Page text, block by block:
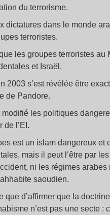
du terrorisme.
dictatures dans le monde
terroristes.
les groupes terroristes
et Israël.
2003 s’est révélée être
de Pandore.
modifié les politiques
de l’EI.
est un islam dangereux
mais il peut l’être par
ni les régimes
saoudien.
que d’affirmer que la
n’est pas une secte :